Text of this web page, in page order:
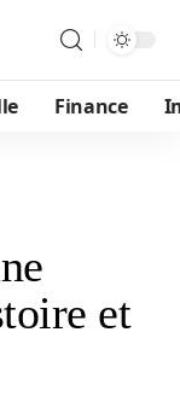
Finance
et